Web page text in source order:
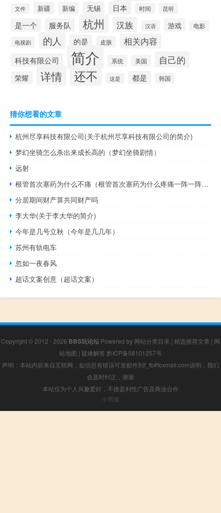
文件 新疆 新编 无锡 日本 时间 昆明
是一个 服务队 杭州 汉族 汉语 游戏 电影
电视剧 的人 的是 皮肤 相关内容
科技有限公司 简介 系统 美国 自己的
荣耀 详情 还不 这是 都是 韩国
猜你想看的文章
杭州尽享科技有限公司(关于杭州尽享科技有限公司的简介)
梦幻坐骑怎么杀出来成长高的（梦幻坐骑剧情）
远射
根管首次塞药为什么不痛（根管首次塞药为什么疼痛一阵一阵的）
分居期间财产算共同财产吗
李大华(关于李大华的简介)
今年是几号立秋（今年是几几年）
苏州有轨电车
忽如一夜春风
超话文案创意（超话文案）
Copyright © 2012 - 2026 BBS玩论坛 Powered by 网站分类目录 | 精选推荐文章 | 网
站地图 | 疑难解答 黔ICP备08101257号
声明：本站内容来自互联网，如信息有错误可发邮件到f_fb#foxmail.com说明，我们
会及时纠正，谢谢
本站仅为个人兴趣爱好，不接盈利性广告及商业合作
小男孩